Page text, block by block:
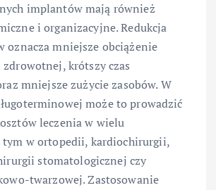
implantów mają również
i organizacyjne. Redukcja
oznacza mniejsze obciążenie
krótszy czas
mniejsze zużycie zasobów. W
może to prowadzić
leczenia w wielu
tym w ortopedii, kardiochirurgii,
stomatologicznej czy
twarzowej. Zastosowanie